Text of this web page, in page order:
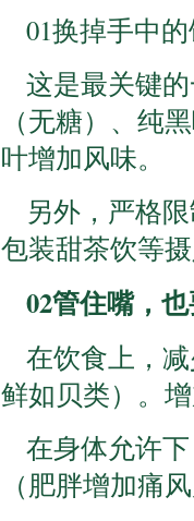
01换掉手中
这是最关键
（无糖）、纯
叶增加风味。
另外，严格
包装甜茶饮等
02管住嘴，
在饮食上，
鲜如贝类）。
在身体允许
（肥胖增加痛